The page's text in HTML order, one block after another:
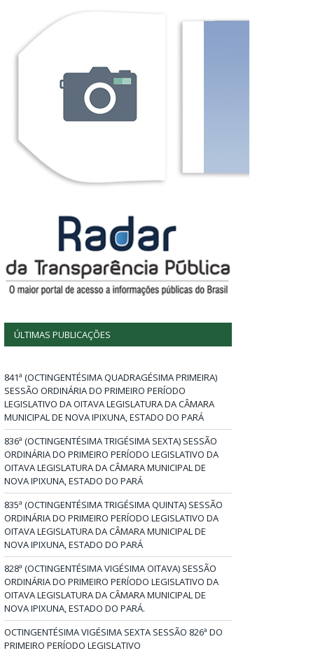
ÚLTIMAS PUBLICAÇÕES
841ª (OCTINGENTÉSIMA QUADRAGÉSIMA PRIMEIRA)
SESSÃO ORDINÁRIA DO PRIMEIRO PERÍODO
LEGISLATIVO DA OITAVA LEGISLATURA DA CÂMARA
MUNICIPAL DE NOVA IPIXUNA, ESTADO DO PARÁ
836ª (OCTINGENTÉSIMA TRIGÉSIMA SEXTA) SESSÃO
ORDINÁRIA DO PRIMEIRO PERÍODO LEGISLATIVO DA
OITAVA LEGISLATURA DA CÂMARA MUNICIPAL DE
NOVA IPIXUNA, ESTADO DO PARÁ
835ª (OCTINGENTÉSIMA TRIGÉSIMA QUINTA) SESSÃO
ORDINÁRIA DO PRIMEIRO PERÍODO LEGISLATIVO DA
OITAVA LEGISLATURA DA CÂMARA MUNICIPAL DE
NOVA IPIXUNA, ESTADO DO PARÁ
828ª (OCTINGENTÉSIMA VIGÉSIMA OITAVA) SESSÃO
ORDINÁRIA DO PRIMEIRO PERÍODO LEGISLATIVO DA
OITAVA LEGISLATURA DA CÂMARA MUNICIPAL DE
NOVA IPIXUNA, ESTADO DO PARÁ.
OCTINGENTÉSIMA VIGÉSIMA SEXTA SESSÃO 826ª DO
PRIMEIRO PERÍODO LEGISLATIVO